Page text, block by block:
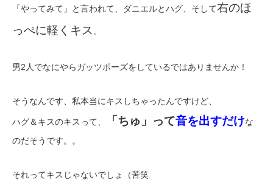
「やってみて」と言われて、ダニエルとハグ、そして右のほ
っぺに軽くキス 。
男2人でなにやらガッツポーズをしているではありませんか！
そうなんです、私本当にキスしちゃったんですけど、
ハグ＆キスのキスって、 「ちゅ」って音を出すだけな
のだそうです。。
それってキスじゃないでしょ（苦笑